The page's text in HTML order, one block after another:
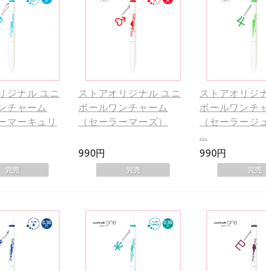
ジナル ユニ
チャーム
マーキュリ
ストアオリジナル ユニ
ボールワンチャーム
（セーラーマーズ）
990円
ストアオリジ
ボールワンチ
（セーラージ
…
990円